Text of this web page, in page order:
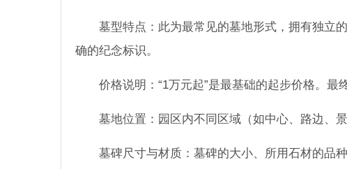
墓型特点：此为最常见的墓地形式，拥有独立
确的纪念标识。
价格说明：“1万元起”是最基础的起步价格。最
墓地位置：园区内不同区域（如中心、路边、
墓碑尺寸与材质：墓碑的大小、所用石材的品